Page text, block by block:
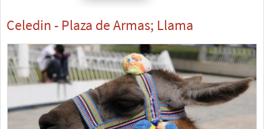
Celedin - Plaza de Armas; Llama